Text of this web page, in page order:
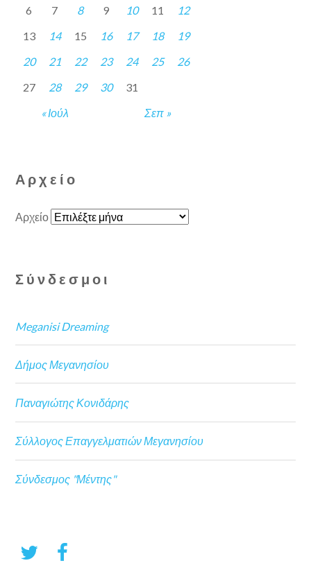
« Ιούλ Σεπ »
6
7 8 9 10 11
12
13
14 15 16 17 18
19
20
21 22 23 24 25
26
27
28 29 30 31
Αρχείο
Αρχείο
Σύνδεσμοι
Meganisi Dreaming
Δήμος Μεγανησίου
Παναγιώτης Κονιδάρης
Σύλλογος Επαγγελματιών Μεγανησίου
Σύνδεσμος "Μέντης"